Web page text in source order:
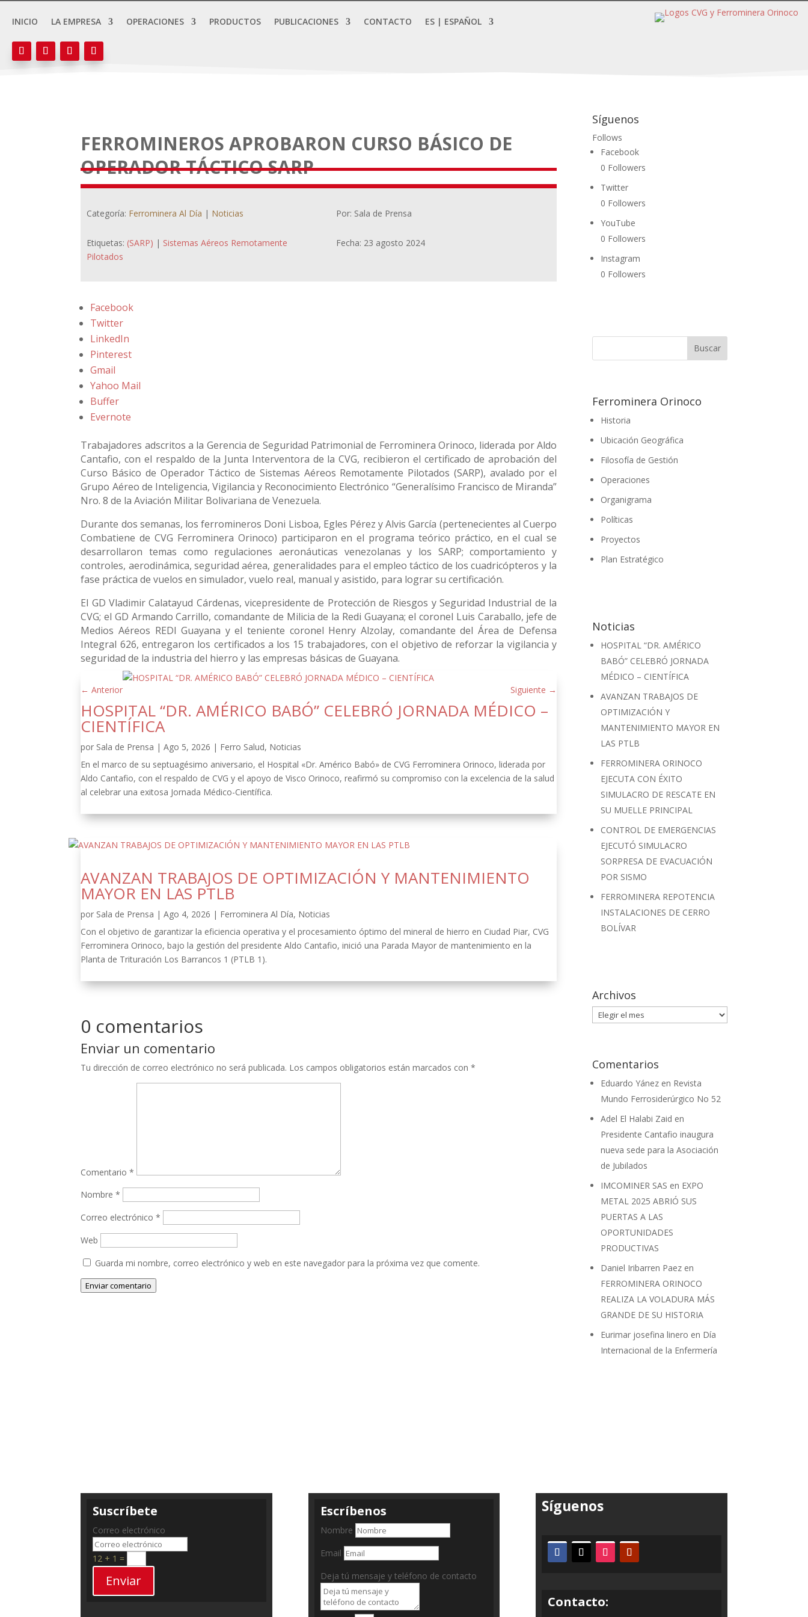
INICIO LA EMPRESA OPERACIONES PRODUCTOS PUBLICACIONES CONTACTO ES | ESPAÑOL
FERROMINEROS APROBARON CURSO BÁSICO DE
OPERADOR TÁCTICO SARP
Categoría: Ferrominera Al Día | Noticias
Etiquetas: (SARP) | Sistemas Aéreos Remotamente
Pilotados
Por: Sala de Prensa
Fecha: 23 agosto 2024
Facebook
Twitter
LinkedIn
Pinterest
Gmail
Yahoo Mail
Buffer
Evernote
Trabajadores adscritos a la Gerencia de Seguridad Patrimonial de Ferrominera Orinoco, liderada por Aldo
Cantafio, con el respaldo de la Junta Interventora de la CVG, recibieron el certificado de aprobación del
Curso Básico de Operador Táctico de Sistemas Aéreos Remotamente Pilotados (SARP), avalado por el
Grupo Aéreo de Inteligencia, Vigilancia y Reconocimiento Electrónico “Generalísimo Francisco de Miranda”
Nro. 8 de la Aviación Militar Bolivariana de Venezuela.
Durante dos semanas, los ferromineros Doni Lisboa, Egles Pérez y Alvis García (pertenecientes al Cuerpo
Combatiene de CVG Ferrominera Orinoco) participaron en el programa teórico práctico, en el cual se
desarrollaron temas como regulaciones aeronáuticas venezolanas y los SARP; comportamiento y
controles, aerodinámica, seguridad aérea, generalidades para el empleo táctico de los cuadricópteros y la
fase práctica de vuelos en simulador, vuelo real, manual y asistido, para lograr su certificación.
El GD Vladimir Calatayud Cárdenas, vicepresidente de Protección de Riesgos y Seguridad Industrial de la
CVG; el GD Armando Carrillo, comandante de Milicia de la Redi Guayana; el coronel Luis Caraballo, jefe de
Medios Aéreos REDI Guayana y el teniente coronel Henry Alzolay, comandante del Área de Defensa
Integral 626, entregaron los certificados a los 15 trabajadores, con el objetivo de reforzar la vigilancia y
seguridad de la industria del hierro y las empresas básicas de Guayana.
←Anterior Siguiente →
HOSPITAL “DR. AMÉRICO BABÓ” CELEBRÓ JORNADA MÉDICO –
CIENTÍFICA
por Sala de Prensa |Ago 5, 2026 | Ferro Salud, Noticias
En el marco de su septuagésimo aniversario, el Hospital «Dr. Américo Babó» de CVG Ferrominera Orinoco, liderada por
Aldo Cantafio, con el respaldo de CVG y el apoyo de Visco Orinoco, reafirmó su compromiso con la excelencia de la salud
al celebrar una exitosa Jornada Médico-Científica.
AVANZAN TRABAJOS DE OPTIMIZACIÓN Y MANTENIMIENTO
MAYOR EN LAS PTLB
por Sala de Prensa |Ago 4, 2026 | Ferrominera Al Día, Noticias
Con el objetivo de garantizar la eficiencia operativa y el procesamiento óptimo del mineral de hierro en Ciudad Piar, CVG
Ferrominera Orinoco, bajo la gestión del presidente Aldo Cantafio, inició una Parada Mayor de mantenimiento en la
Planta de Trituración Los Barrancos 1 (PTLB 1).
0 comentarios
Enviar un comentario
Tu dirección de correo electrónico no será publicada. Los campos obligatorios están marcados con*
Comentario*
Nombre*
Correo electrónico*
Web
Guarda mi nombre, correo electrónico y web en este navegador para la próxima vez que comente.
Enviar comentario
Síguenos
Follows
Facebook
0 Followers
Twitter
0 Followers
YouTube
0 Followers
Instagram
0 Followers
Ferrominera Orinoco
Historia
Ubicación Geográfica
Filosofía de Gestión
Operaciones
Organigrama
Políticas
Proyectos
Plan Estratégico
Noticias
HOSPITAL “DR. AMÉRICO
BABÓ” CELEBRÓ JORNADA
MÉDICO – CIENTÍFICA
AVANZAN TRABAJOS DE
OPTIMIZACIÓN Y
MANTENIMIENTO MAYOR EN
LAS PTLB
FERROMINERA ORINOCO
EJECUTA CON ÉXITO
SIMULACRO DE RESCATE EN
SU MUELLE PRINCIPAL
CONTROL DE EMERGENCIAS
EJECUTÓ SIMULACRO
SORPRESA DE EVACUACIÓN
POR SISMO
FERROMINERA REPOTENCIA
INSTALACIONES DE CERRO
BOLÍVAR
Archivos
Archivos
Comentarios
Eduardo Yánez en Revista
Mundo Ferrosiderúrgico No 52
Adel El Halabi Zaid en
Presidente Cantafio inaugura
nueva sede para la Asociación
de Jubilados
IMCOMINER SAS en EXPO
METAL 2025 ABRIÓ SUS
PUERTAS A LAS
OPORTUNIDADES
PRODUCTIVAS
Daniel Iribarren Paez en
FERROMINERA ORINOCO
REALIZA LA VOLADURA MÁS
GRANDE DE SU HISTORIA
Eurimar josefina linero en Día
Internacional de la Enfermería
Suscríbete
Correo electrónico
12 + 1 =
Enviar
Escríbenos
Nombre
Email
Deja tú mensaje y teléfono de contacto
Síguenos
Contacto: